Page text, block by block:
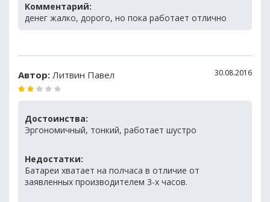
Комментарий:
денег жалко, дорого, но пока работает отлично
Автор: Литвин Павел 30.08.2016
Достоинства:
Эргономичный, тонкий, работает шустро
Недостатки:
Батареи хватает на полчаса в отличие от
заявленных производителем 3-х часов.